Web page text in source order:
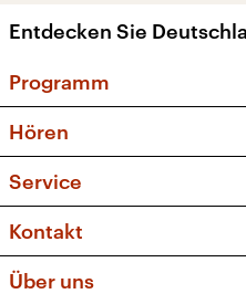
Entdecken Sie
Programm
Sendungen und
Musikliste
Kakadu – Das
Hören
Frequenzen (UKW +
Service
FAQ
Apps
Kontakt
Über uns